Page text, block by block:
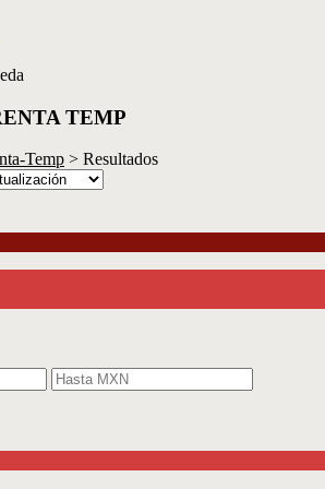
TEMP
Temp > Resultados